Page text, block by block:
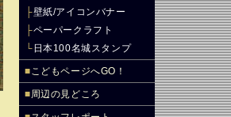
├壁紙/アイコンバナー
├ペーパークラフト
└ 日本100名城スタンプ
■こどもページへGO！
■周辺の見どころ